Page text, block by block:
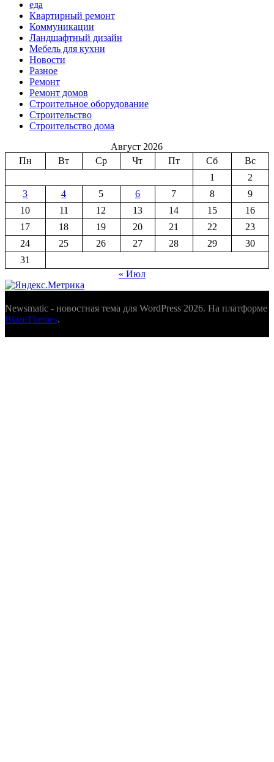
еда
Квартирный ремонт
Коммуникации
Ландшафтный дизайн
Мебель для кухни
Новости
Разное
Ремонт
Ремонт домов
Строительное оборудование
Строительство
Строительство дома
Август 2026
Пн
Вт Ср Чт Пт Сб
Вс
1
2
3
4 5 6 7 8
9
10
11 12 13 14 15
16
17
18 19 20 21 22
23
24
25 26 27 28 29
30
31
« Июл
Newsmatic - новостная тема для WordPress 2026. На платформе
BlazeThemes.